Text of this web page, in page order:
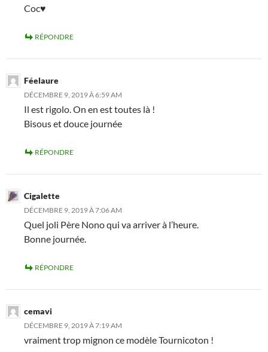
Coc♥
RÉPONDRE
Féelaure
DÉCEMBRE 9, 2019 À 6:59 AM
Il est rigolo. On en est toutes là !
Bisous et douce journée
RÉPONDRE
Cigalette
DÉCEMBRE 9, 2019 À 7:06 AM
Quel joli Père Nono qui va arriver à l’heure.
Bonne journée.
RÉPONDRE
cemavi
DÉCEMBRE 9, 2019 À 7:19 AM
vraiment trop mignon ce modèle Tournicoton !